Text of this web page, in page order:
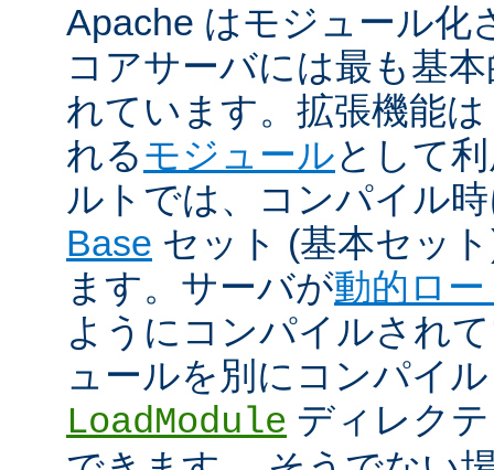
Apache はモジュール化
コアサーバには最も基
れています。拡張機能
れるモジュールとして
ルトでは、コンパイル
Base セット (基本セッ
ます。サーバが動的ロ
ようにコンパイルされ
ュールを別にコンパイ
LoadModule ディレク